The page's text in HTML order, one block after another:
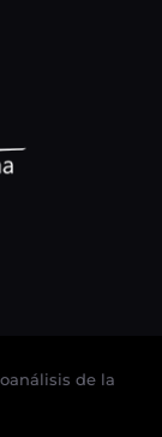
de la